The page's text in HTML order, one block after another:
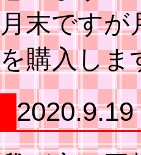
月末ですが
を購入しま